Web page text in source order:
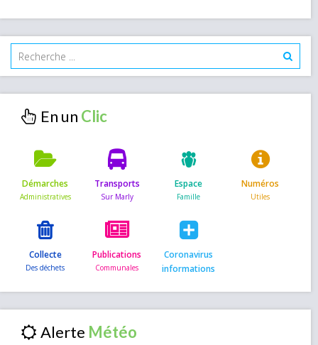
En un
Démarches Transports Espace Numéros
Collecte Publications
Coronavirus
informations
Alerte